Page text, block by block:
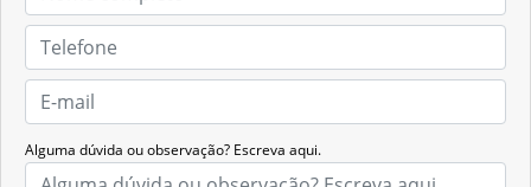
Alguma dúvida ou observação? Escreva aqui.